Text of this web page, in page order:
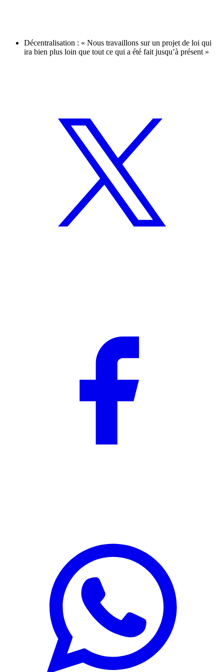
Décentralisation : « Nous travaillons sur un projet de loi qui
ira bien plus loin que tout ce qui a été fait jusqu’à présent »